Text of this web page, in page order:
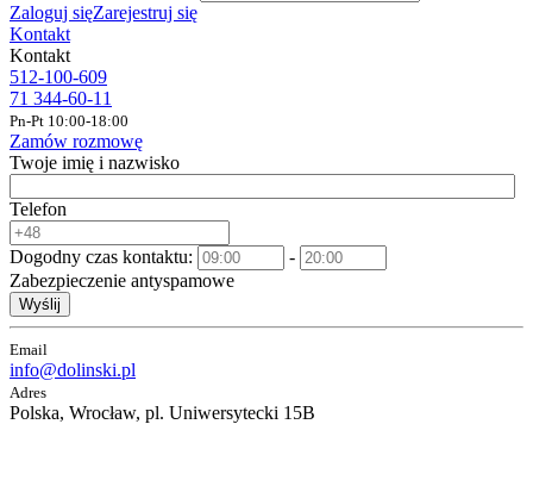
Zaloguj sięZarejestruj się
Kontakt
Kontakt
512-100-609
71 344-60-11
Pn-Pt 10:00-18:00
Zamów rozmowę
Twoje imię i nazwisko
Telefon
Dogodny czas kontaktu:
-
Zabezpieczenie antyspamowe
Wyślij
Email
info@dolinski.pl
Adres
Polska, Wrocław, pl. Uniwersytecki 15B